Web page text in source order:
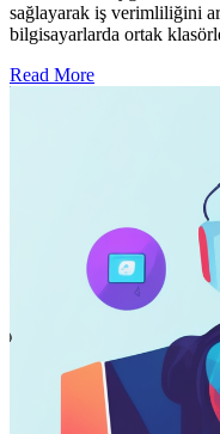
sağlayarak iş verimliliğini
bilgisayarlarda ortak
Read More